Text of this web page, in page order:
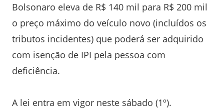
Bolsonaro eleva de R$ 140 mil para R$ 200 mil
o preço máximo do veículo novo (incluídos os
tributos incidentes) que poderá ser adquirido
com isenção de IPI pela pessoa com
deficiência.
A lei entra em vigor neste sábado (1º).